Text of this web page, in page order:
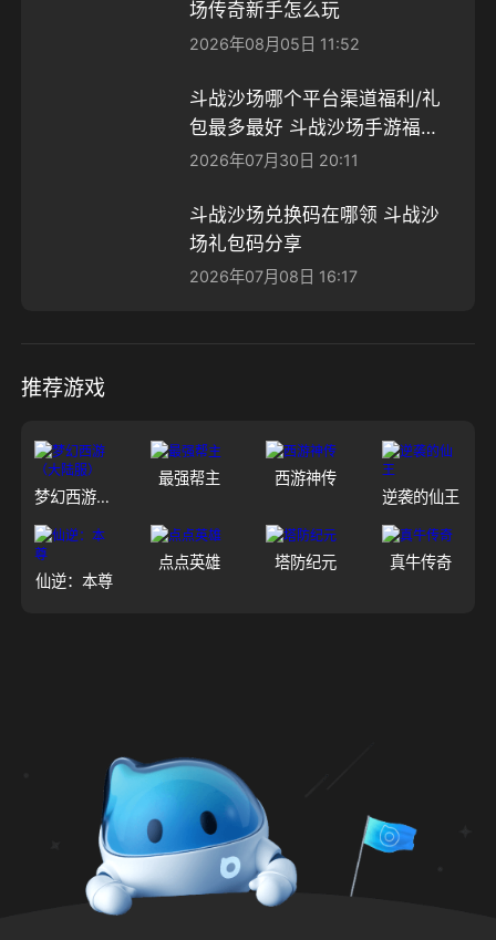
场传奇新手怎么玩
2026年08月05日 11:52
斗战沙场哪个平台渠道福利/礼
包最多最好 斗战沙场手游福利
分享
2026年07月30日 20:11
斗战沙场兑换码在哪领 斗战沙
场礼包码分享
2026年07月08日 16:17
推荐游戏
梦幻西游（大陆服）
最强帮主
西游神传
逆袭的仙王
仙逆：本尊
点点英雄 塔防纪元 真牛传奇